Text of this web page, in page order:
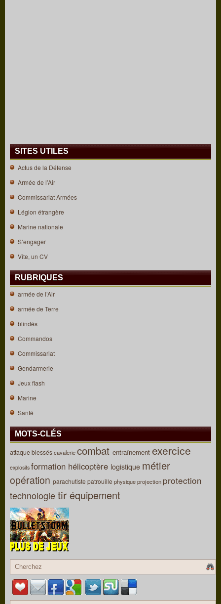
SITES UTILES
Actus de la Défense
Armée de l’Air
Commissariat Armées
Légion étrangère
Marine nationale
S’engager
Vite, un CV
RUBRIQUES
armée de l’Air
armée de Terre
blindés
Commandos
Commissariat
Gendarmerie
Jeux flash
Marine
Santé
MOTS-CLÉS
attaqueblesséscavaleriecombat entraînement exercice
explosifs formation hélicoptère logistique métier
opération parachutiste patrouille physiqueprojection protection
technologietir équipement